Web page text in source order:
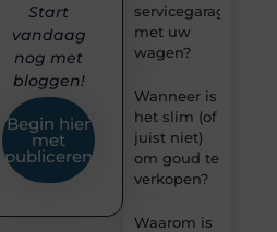
servicegarage
met uw
wagen?
Wanneer is
het slim (of
juist niet)
om goud te
verkopen?
Waarom is
Start
vandaag
nog met
bloggen!
Begin hier
met
publiceren